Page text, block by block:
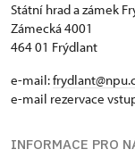
Státní hrad a zámek
Zámecká 4001
464 01 Frýdlant
e-mail:
e-mail rezervace
INFORMACE PRO